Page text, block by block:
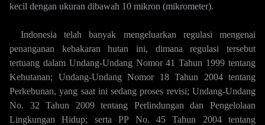
kecil dengan ukuran dibawah 10 mikron (mikrometer).
Indonesia telah banyak mengeluarkan regulasi mengenai
penanganan kebakaran hutan ini, dimana regulasi tersebut
tertuang dalam Undang-Undang Nomor 41 Tahun 1999 tentang
Kehutanan; Undang-Undang Nomor 18 Tahun 2004 tentang
Perkebunan, yang saat ini sedang proses revisi; Undang-Undang
No. 32 Tahun 2009 tentang Perlindungan dan Pengelolaan
Lingkungan Hidup; serta PP No. 45 Tahun 2004 tentang